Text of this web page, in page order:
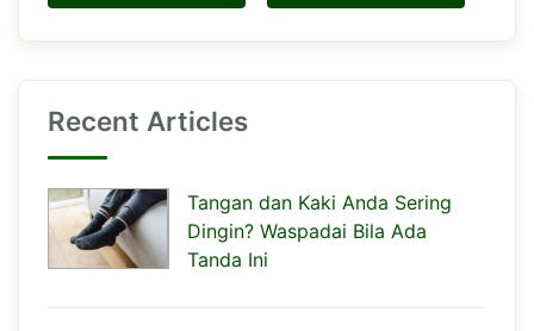
Recent Articles
Tangan dan Kaki Anda Sering
Dingin? Waspadai Bila Ada
Tanda Ini